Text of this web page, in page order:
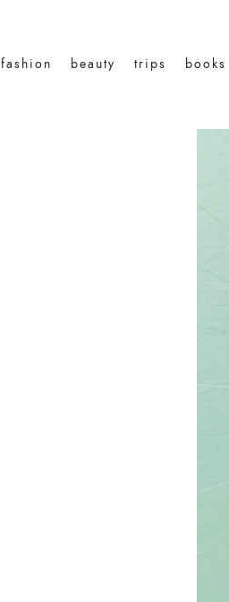
fashion beauty trips books